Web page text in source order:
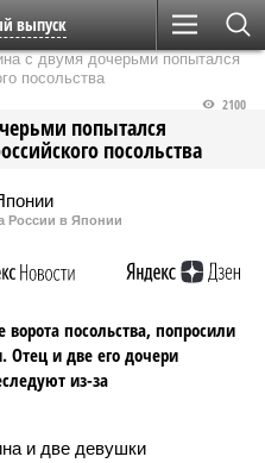
выпуск
с двумя дочерьми попытался
посольства
попытался
посольства
2100
России в Японии
посольства, попросили
Отец и две его дочери
из-за
и две девушки